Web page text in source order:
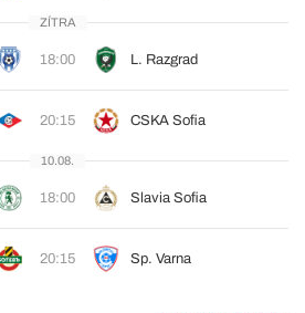
ZÍTRA
18:00 L. Razgrad
20:15 CSKA Sofia
10.08.
18:00 Slavia Sofia
20:15 Sp. Varna